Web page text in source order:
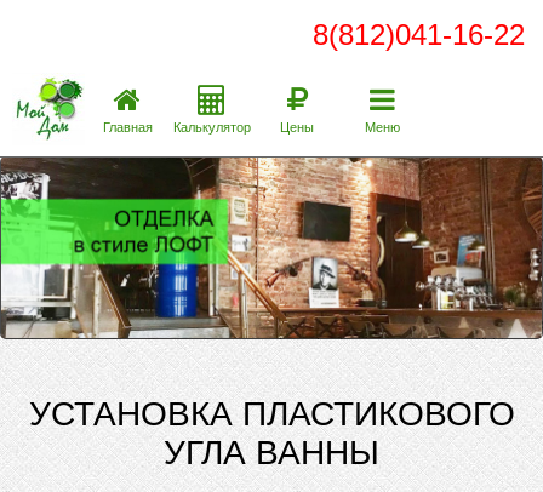
8(812)041-16-22
Главная Калькулятор Цены Меню
УСТАНОВКА ПЛАСТИКОВОГО
УГЛА ВАННЫ